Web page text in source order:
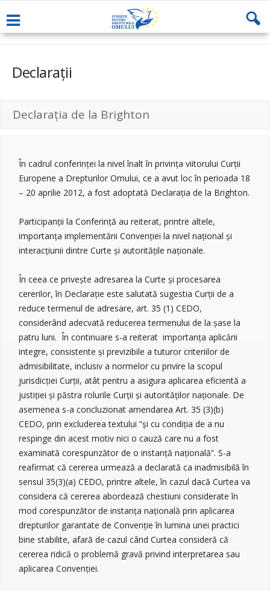
Declarații
Declarația de la Brighton
În cadrul conferinței la nivel înalt în privința viitorului Curții
Europene a Drepturilor Omului, ce a avut loc în perioada 18
– 20 aprilie 2012, a fost adoptată Declarația de la Brighton.
Participanții la Conferință au reiterat, printre altele,
importanța implementării Convenției la nivel național și
interacțiunii dintre Curte și autoritățile naționale.
În ceea ce privește adresarea la Curte și procesarea
cererilor, în Declarație este salutată sugestia Curții de a
reduce termenul de adresare, art. 35 (1) CEDO,
considerând adecvată reducerea termenului de la șase la
patru luni. În continuare s-a reiterat importanța aplicării
integre, consistente și previzibile a tuturor criteriilor de
admisibilitate, inclusiv a normelor cu privire la scopul
jurisdicției Curții, atât pentru a asigura aplicarea eficientă a
justiției și păstra rolurile Curții și autorităților naționale. De
asemenea s-a concluzionat amendarea Art. 35 (3)(b)
CEDO, prin excluderea textului “şi cu condiţia de a nu
respinge din acest motiv nici o cauză care nu a fost
examinată corespunzător de o instanţă naţională”. S-a
reafirmat că cererea urmează a declarată ca inadmisibilă în
sensul 35(3)(a) CEDO, printre altele, în cazul dacă Curtea va
considera că cererea abordează chestiuni considerate în
mod corespunzător de instanța națională prin aplicarea
drepturilor garantate de Convenție în lumina unei practici
bine stabilite, afară de cazul când Curtea consideră că
cererea ridică o problemă gravă privind interpretarea sau
aplicarea Convenției.